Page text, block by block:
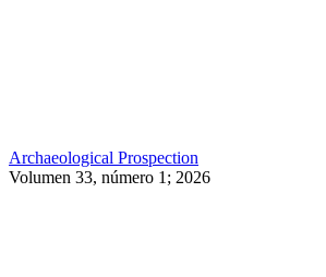
Archaeological Prospection
Volumen 33, número 1; 2026